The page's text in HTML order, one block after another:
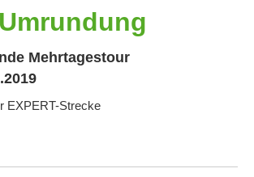
Mehrtagestour
EXPERT-Strecke